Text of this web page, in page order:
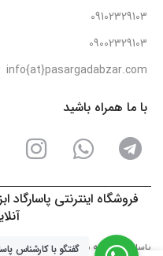
09102329103
09002329103
info{at}pasargadabzar.com
با ما همراه باشید
فروشگاه اینترنتی پاسارگاد
پاسارگاد ابزار به پشتوانه ی
گفتگو با کارشناس